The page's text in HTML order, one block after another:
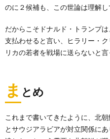
のに２候補も、この世論は理解し
だからこそドナルド・トランプ
支払わせると言い、ヒラリー・
リカの若者を戦場に送らないと言
ま とめ
これまで書いてきたように、北
とサウジアラビアが対立関係に